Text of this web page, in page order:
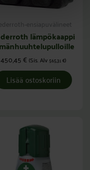
ensiapuvälineet
lämpökaappi
450,45€(Sis. Alv 565,31€)
Lisää ostoskoriin